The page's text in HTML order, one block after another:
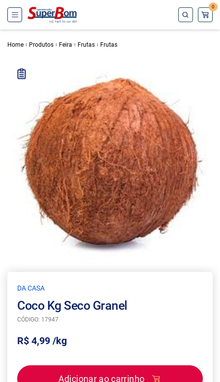
0
Home Produtos Feira Frutas Frutas
DA CASA
Coco Kg Seco Granel
CÓDIGO: 17947
R$ 4,99 /kg
Adicionar ao carrinho